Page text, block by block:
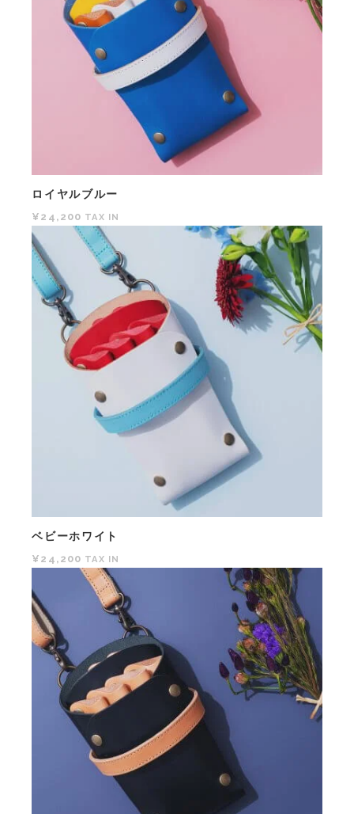
ロイヤルブルー
¥24,200 TAX IN
ベビーホワイト
¥24,200 TAX IN